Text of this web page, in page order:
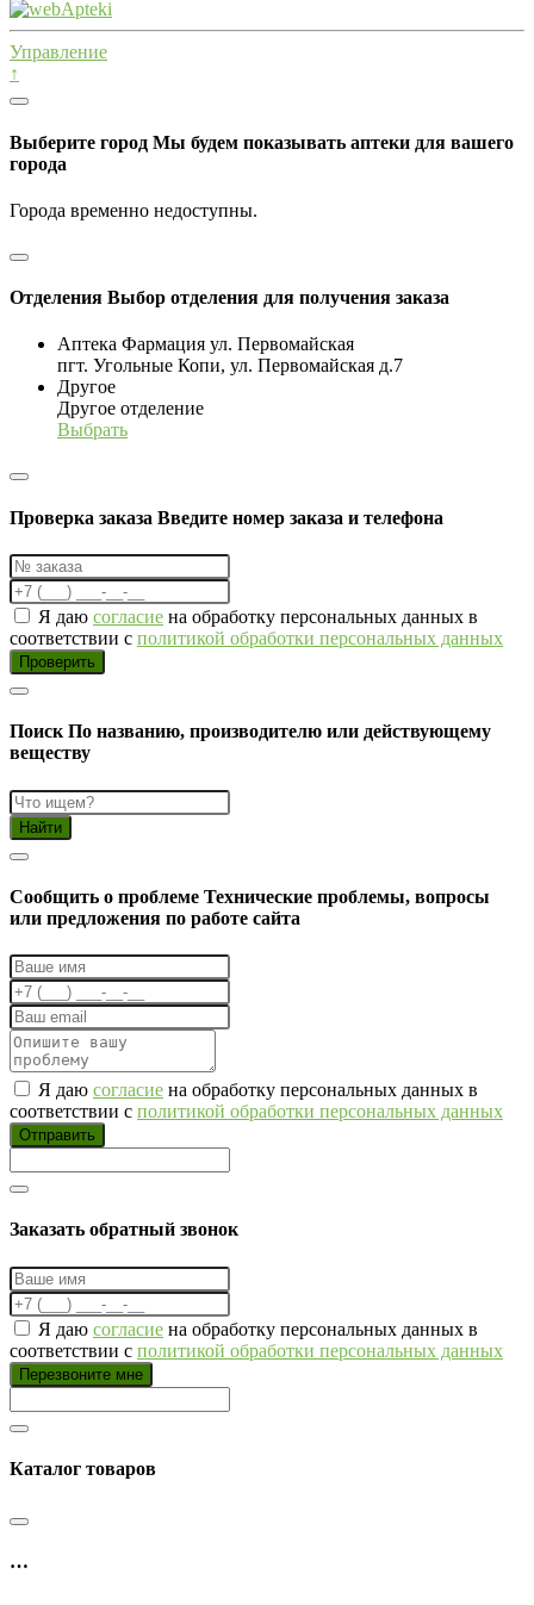
Управление
↑
Выберите город Мы будем показывать аптеки для вашего
города
Города временно недоступны.
Отделения Выбор отделения для получения заказа
Аптека Фармация ул. Первомайская
пгт. Угольные Копи, ул. Первомайская д.7
Другое
Другое отделение
Выбрать
Проверка заказа Введите номер заказа и телефона
Я даю согласие на обработку персональных данных в
соответствии с политикой обработки персональных данных
Проверить
Поиск По названию, производителю или действующему
веществу
Найти
Cообщить о проблеме Технические проблемы, вопросы
или предложения по работе сайта
Я даю согласие на обработку персональных данных в
соответствии с политикой обработки персональных данных
Отправить
Заказать обратный звонок
Я даю согласие на обработку персональных данных в
соответствии с политикой обработки персональных данных
Перезвоните мне
Каталог товаров
…